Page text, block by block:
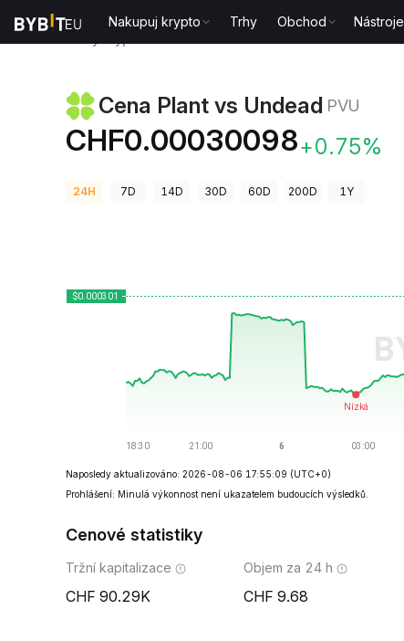
Nakupuj krypto Trhy Obchod Nástroje
Cena Plant vs Undead PVU
CHF0.00030098+0.75%
24H 7D 14D 30D 60D 200D 1Y
Naposledy aktualizováno: 2026-08-06 17:55:09 (UTC+0)
Prohlášení: Minulá výkonnost není ukazatelem budoucích výsledků.
Cenové statistiky
Tržní kapitalizace
90.29K
Objem za 24 h
9.68